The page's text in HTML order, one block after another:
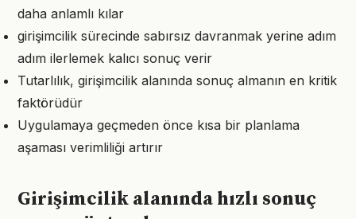
daha anlamlı kılar
girişimcilik sürecinde sabırsız davranmak yerine adım
adım ilerlemek kalıcı sonuç verir
Tutarlılık, girişimcilik alanında sonuç almanın en kritik
faktörüdür
Uygulamaya geçmeden önce kısa bir planlama
aşaması verimliliği artırır
Girişimcilik alanında hızlı sonuç